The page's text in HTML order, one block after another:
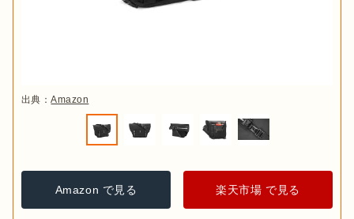
出典：Amazon
Amazon で見る 楽天市場 で見る